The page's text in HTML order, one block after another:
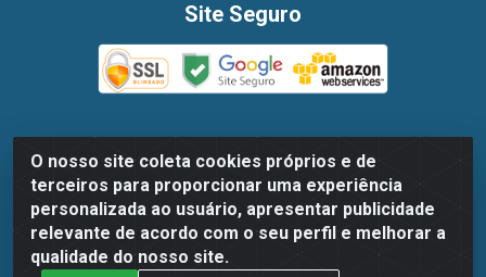
O nosso site coleta cookies próprios e de
terceiros para proporcionar uma experiência
personalizada ao usuário, apresentar publicidade
relevante de acordo com o seu perfil e melhorar a
qualidade do nosso site.
Site Seguro
Dispan Distribuidora de Alimentos LTDA - Avenida
Marechal Mascarenhas De Moraes, 1048- Imbiribeira,
Recife/PE - CEP 51.170-000 - CNPJ 30.779.584/0003-78